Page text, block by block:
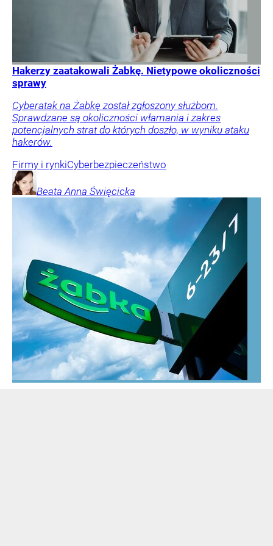
Hakerzy zaatakowali Żabkę. Nietypowe okoliczności
sprawy
Cyberatak na Żabkę został zgłoszony służbom.
Sprawdzane są okoliczności włamania i zakres
potencjalnych strat do których doszło, w wyniku ataku
hakerów.
Firmy i rynkiCyberbezpieczeństwo
Beata Anna Święcicka